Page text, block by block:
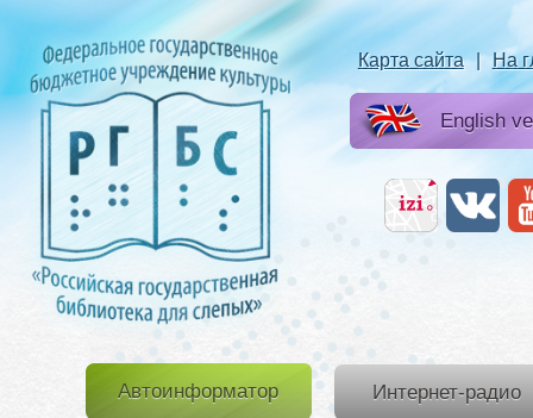
Карта сайта | На
English
Автоинформатор Интернет-радио